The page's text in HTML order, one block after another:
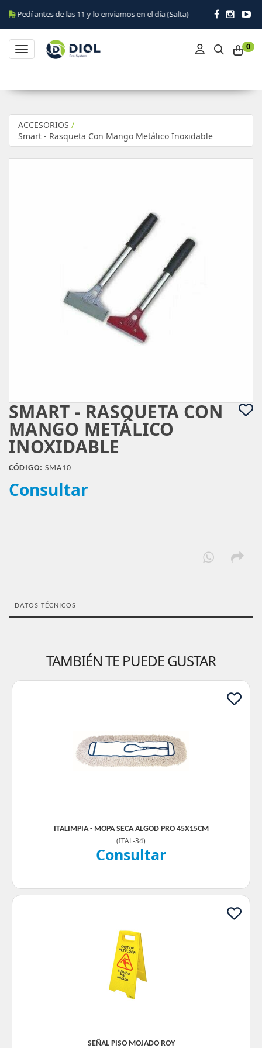
antes de las 11 y lo enviamos en el día (Salta)
0
Toggle navigation
ACCESORIOS /
Smart - Rasqueta Con Mango Metálico Inoxidable
SMART - RASQUETA CON
MANGO METÁLICO
INOXIDABLE
CÓDIGO: SMA10
Consultar
DATOS TÉCNICOS
TAMBIÉN TE PUEDE GUSTAR
ITALIMPIA - MOPA SECA ALGOD PRO 45X15CM
(ITAL-34)
Consultar
SEÑAL PISO MOJADO ROY